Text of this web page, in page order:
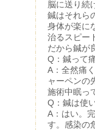
脳に送り続
鍼はそれら
身体が楽に
治るスピー
だから鍼が
Q：鍼って
A：全然痛
ャーペンの
施術中眠っ
Q：鍼は使
A：はい。
す。感染の